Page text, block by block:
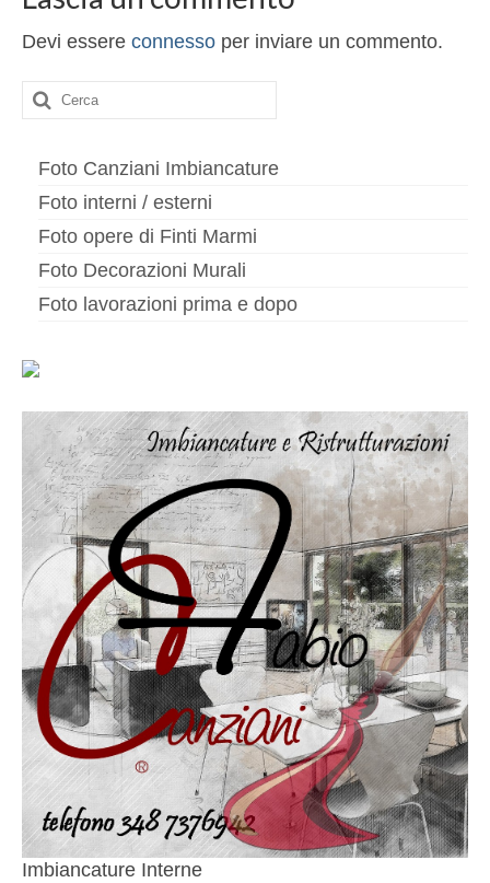
Altri servizi
Controsoffitti
Muratura
Devi essere connesso per inviare un commento.
Cerca:
Foto Canziani Imbiancature
Foto interni / esterni
Foto opere di Finti Marmi
Foto Decorazioni Murali
Foto lavorazioni prima e dopo
Imbiancature Interne